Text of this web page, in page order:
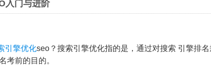
门与进阶
引擎优化seo？搜索引擎优化指的是，通过对搜索 引擎排
考前的目的。